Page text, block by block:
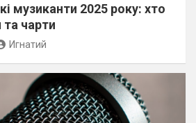
музиканти 2025 року: хто
чарти
Игнатий